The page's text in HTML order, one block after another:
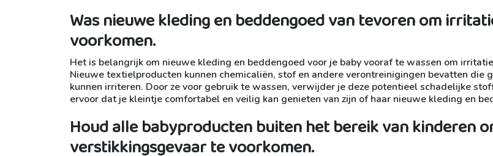
Was nieuwe kleding en beddengoed van tevoren om
voorkomen.
Het is belangrijk om nieuwe kleding en beddengoed voor je baby vooraf te wassen om
Nieuwe textielproducten kunnen chemicaliën, stof en andere verontreinigingen bevatten die
kunnen irriteren. Door ze voor gebruik te wassen, verwijder je deze potentieel schadelijke
ervoor dat je kleintje comfortabel en veilig kan genieten van zijn of haar nieuwe kleding en
Houd alle babyproducten buiten het bereik van kinderen
verstikkingsgevaar te voorkomen.